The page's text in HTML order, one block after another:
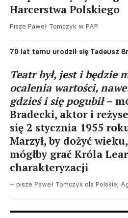
Harcerstwa Polskiego
Pisze Paweł Tomczyk w PAP.
70 lat temu urodził się Tadeusz
Teatr był, jest i będzie
ocalenia wartości,
gdzieś i się pogubił–
Bradecki, aktor i
się 2 stycznia 1955
Marzył, by dożyć
mógłby grać Króla
charakteryzacji
– pisze Paweł Tomczyk dla Polskiej